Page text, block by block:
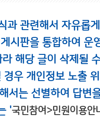
과 관련해서 자유롭
시판을 통합하여 운
해당 글이 삭제될
우 개인정보 노출
서는 선별하여 답변
'국민참여>민원이용안